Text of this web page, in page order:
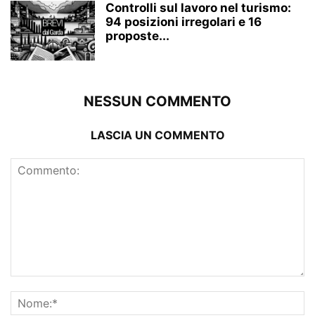
Controlli sul lavoro nel turismo:
94 posizioni irregolari e 16
proposte...
NESSUN COMMENTO
LASCIA UN COMMENTO